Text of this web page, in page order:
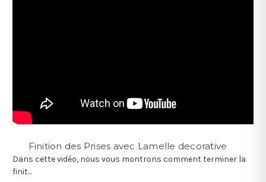
Finition des Prises avec Lamelle decorative
Dans cette vidéo, nous vous montrons comment terminer la
finit...